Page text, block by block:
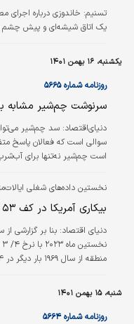
تسنیم: خاندوزی درباره اجرای
یک اتاق شیشه‌ای و پیش چشم ۸۵ میلیون نفر انجام خواهد شد.
یکشنبه، ۱۶ بهمن ۱۴۰۱
روزنامه شماره ۵۶۶۵
سرنوشت چم‌شیر مشابه
دنیای‌اقتصاد: سد چم‌شیر
سوالی است که فعالان پاسخ
است چم‌شیر نه‌تنها برای
در این خصوص مطرح می‌کنند.
اینکه به‌عنوان آب‌شرب و...
نخستین داده‌های شغلی
بیکاری آمریکا در کف ۵۳ ساله
دنياي اقتصاد: بنا بر گزارشی از
نیز بیشتر کاهش یافت و
بیکاران جامعه آمریکا را نیز
در موقعیت‌های شغلی به صورت
شنبه، ۱۵ بهمن ۱۴۰۱
روزنامه شماره ۵۶۶۴